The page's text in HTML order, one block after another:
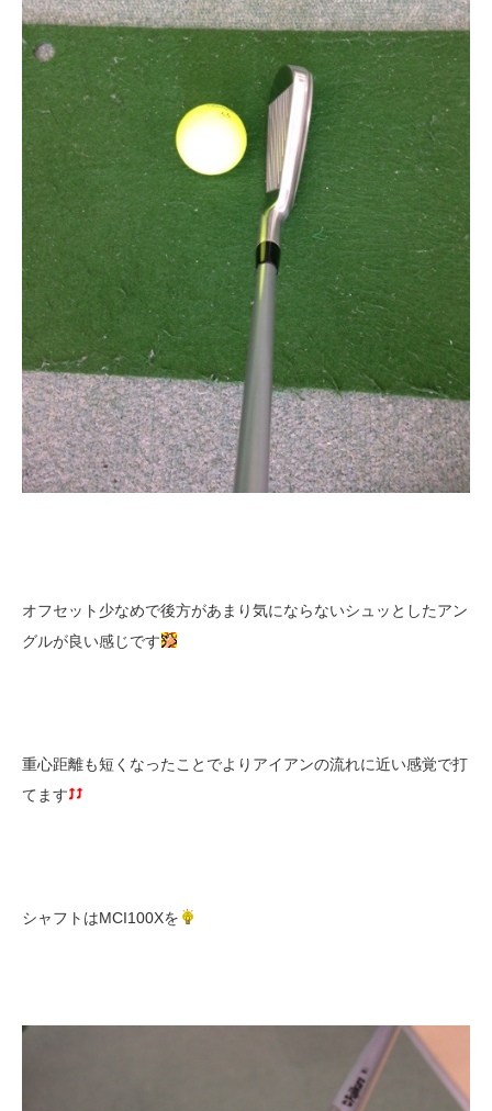
オフセット少なめで後方があまり気にならないシュッとしたアン
グルが良い感じです
重心距離も短くなったことでよりアイアンの流れに近い感覚で打
てます
シャフトはMCI100Xを